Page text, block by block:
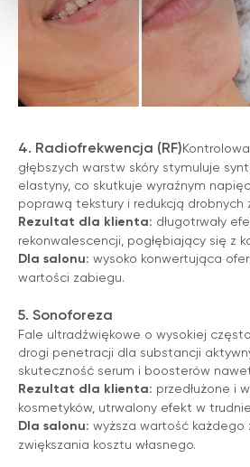
4. Radiofrekwencja (RF)
głębszych warstw skóry stymuluje
elastyny, co skutkuje wyraźnym
poprawą tekstury i redukcją drobnych
Rezultat dla klienta: długotrwały
rekonwalescencji, pogłębiający się z
Dla salonu: wysoko konwertująca
wartości zabiegu.
5. Sonoforeza
Fale ultradźwiękowe o wysokiej
drogi penetracji dla substancji
skuteczność serum i boosterów
Rezultat dla klienta: przedłużone i
kosmetyków, utrwalony efekt w
Dla salonu: wyższa wartość każdego
zwiększania kosztu własnego.
FAQ — ODPOWIEDZI NA
NAJWAŻNIEJSZE PYTANIA
PUREINFUSEON